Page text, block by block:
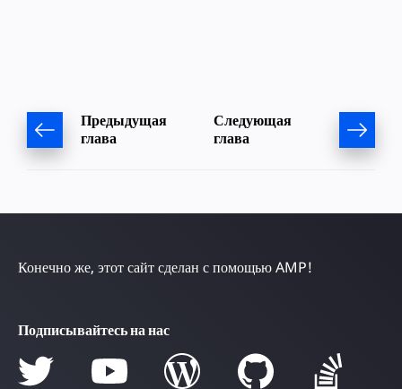
Предыдущая
глава
Следующая
глава
Конечно же, этот сайт сделан с помощью AMP!
Подписывайтесь на нас